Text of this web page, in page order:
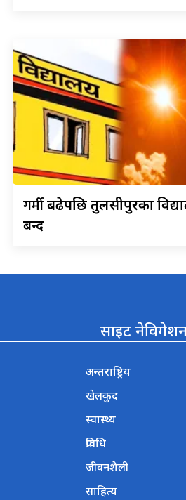
गर्मीबढेपछि तुलसीपुरका
बन्द
साइट
अन्तराष्ट्रिय
खेलकुद
स्वास्थ्य
प्रविधि
जीवनशैली
साहित्य